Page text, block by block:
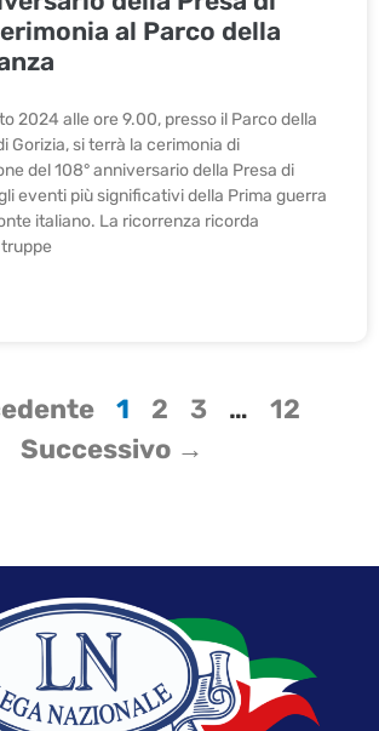
al Parco della
2024 alle ore 9.00, presso il Parco della
Gorizia, si terrà la cerimonia di
del 108° anniversario della Presa di
eventi più significativi della Prima guerra
italiano. La ricorrenza ricorda
truppe
1 2 3 …
12
Successivo →